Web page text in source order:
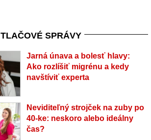
TLAČOVÉ SPRÁVY
Jarná únava a bolesť hlavy:
Ako rozlíšiť migrénu a kedy
navštíviť experta
Neviditeľný strojček na zuby po
40-ke: neskoro alebo ideálny
čas?